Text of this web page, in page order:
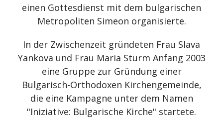
einen Gottesdienst mit dem bulgarischen
Metropoliten Simeon organisierte.
In der Zwischenzeit gründeten Frau Slava
Yankova und Frau Maria Sturm Anfang 2003
eine Gruppe zur Gründung einer
Bulgarisch-Orthodoxen Kirchengemeinde,
die eine Kampagne unter dem Namen
"Iniziative: Bulgarische Kirche" startete.